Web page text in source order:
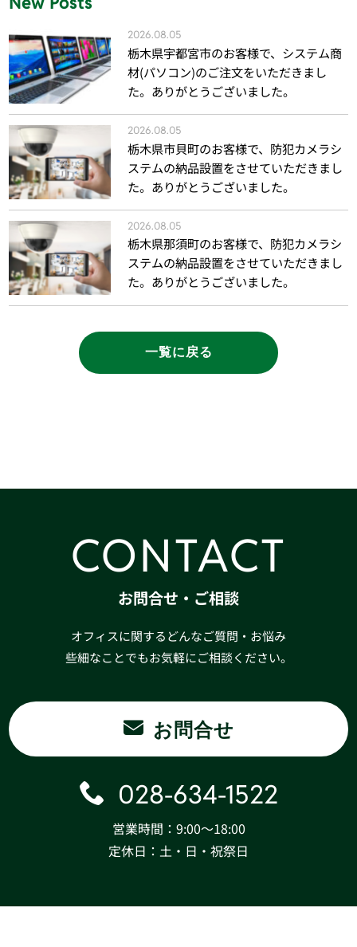
2026.08.05
栃木県宇都宮市のお客様で、システム商
材(パソコン)のご注文をいただきまし
た。ありがとうございました。
2026.08.05
栃木県市貝町のお客様で、防犯カメラシ
ステムの納品設置をさせていただきまし
た。ありがとうございました。
2026.08.05
栃木県那須町のお客様で、防犯カメラシ
ステムの納品設置をさせていただきまし
た。ありがとうございました。
一覧に戻る
CONTACT
お問合せ・ご相談
オフィスに関するどんなご質問・お悩み
些細なことでもお気軽にご相談ください。
お問合せ
028-634-1522
営業時間：9:00〜18:00
定休日：土・日・祝祭日